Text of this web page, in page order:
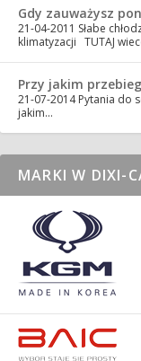
Gdy zauważysz
21-04-2011 Słabe
klimatyzacji TUTAJ
Przy jakim
21-07-2014 Pytania do
jakim…
MARKI W DIXI-